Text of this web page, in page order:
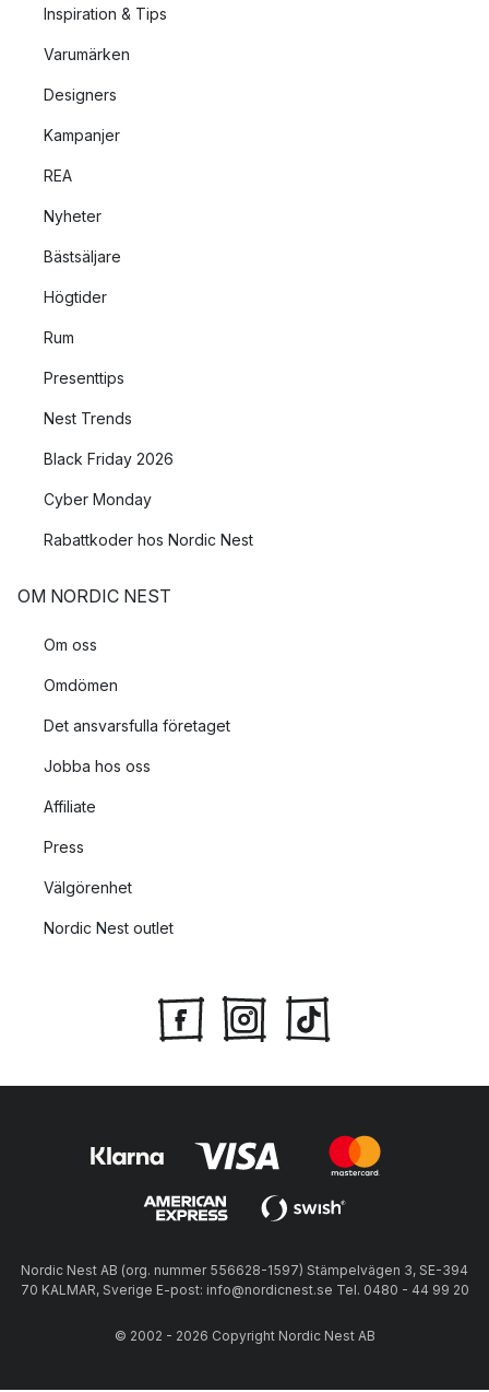
Inspiration & Tips
Varumärken
Designers
Kampanjer
REA
Nyheter
Bästsäljare
Högtider
Rum
Presenttips
Nest Trends
Black Friday 2026
Cyber Monday
Rabattkoder hos Nordic Nest
OM NORDIC NEST
Om oss
Omdömen
Det ansvarsfulla företaget
Jobba hos oss
Affiliate
Press
Välgörenhet
Nordic Nest outlet
Nordic Nest AB (org. nummer 556628-1597) Stämpelvägen 3, SE-394
70 KALMAR, Sverige E-post: info@nordicnest.se Tel. 0480 - 44 99 20
© 2002 - 2026 Copyright Nordic Nest AB